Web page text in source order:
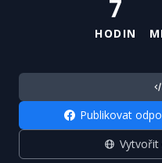
7
HODIN
Publikovat
Vytvořit